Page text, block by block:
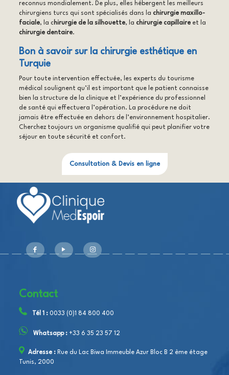
reconnus mondialement. De plus, elles hébergent les meilleurs
chirurgiens turcs qui sont spécialisés dans la chirurgie maxillo-
faciale, la chirurgie de la silhouette, la chirurgie capillaireet la
chirurgie dentaire.
Bon à savoir sur la chirurgie esthétique en
Turquie
Pour toute intervention effectuée, les experts du tourisme
médical soulignent qu’il est important que le patient connaisse
bien la structure de la clinique et l’expérience du professionnel
de santé qui effectuera l’opération. La procédure ne doit
jamais être effectuée en dehors de l’environnement hospitalier.
Cherchez toujours un organisme qualifié qui peut planifier votre
séjour en toute sécurité et confort.
Consultation & Devis en ligne
Contact
Tél 1 : 0033 (0)1 84 800 400
Whatsapp : +33 6 35 23 57 12
Adresse : Rue du Lac Biwa Immeuble Azur Bloc B 2 ème étage
Tunis, 2000